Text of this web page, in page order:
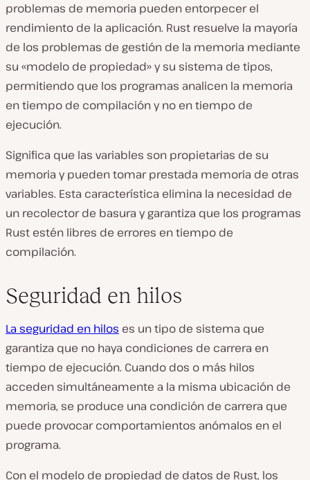
problemas de memoria pueden entorpecer el
rendimiento de la aplicación. Rust resuelve la mayoría
de los problemas de gestión de la memoria mediante
su «modelo de propiedad» y su sistema de tipos,
permitiendo que los programas analicen la memoria
en tiempo de compilación y no en tiempo de
ejecución.
Significa que las variables son propietarias de su
memoria y pueden tomar prestada memoria de otras
variables. Esta característica elimina la necesidad de
un recolector de basura y garantiza que los programas
Rust estén libres de errores en tiempo de
compilación.
Seguridad en hilos
La seguridad en hilos es un tipo de sistema que
garantiza que no haya condiciones de carrera en
tiempo de ejecución. Cuando dos o más hilos
acceden simultáneamente a la misma ubicación de
memoria, se produce una condición de carrera que
puede provocar comportamientos anómalos en el
programa.
Con el modelo de propiedad de datos de Rust, los